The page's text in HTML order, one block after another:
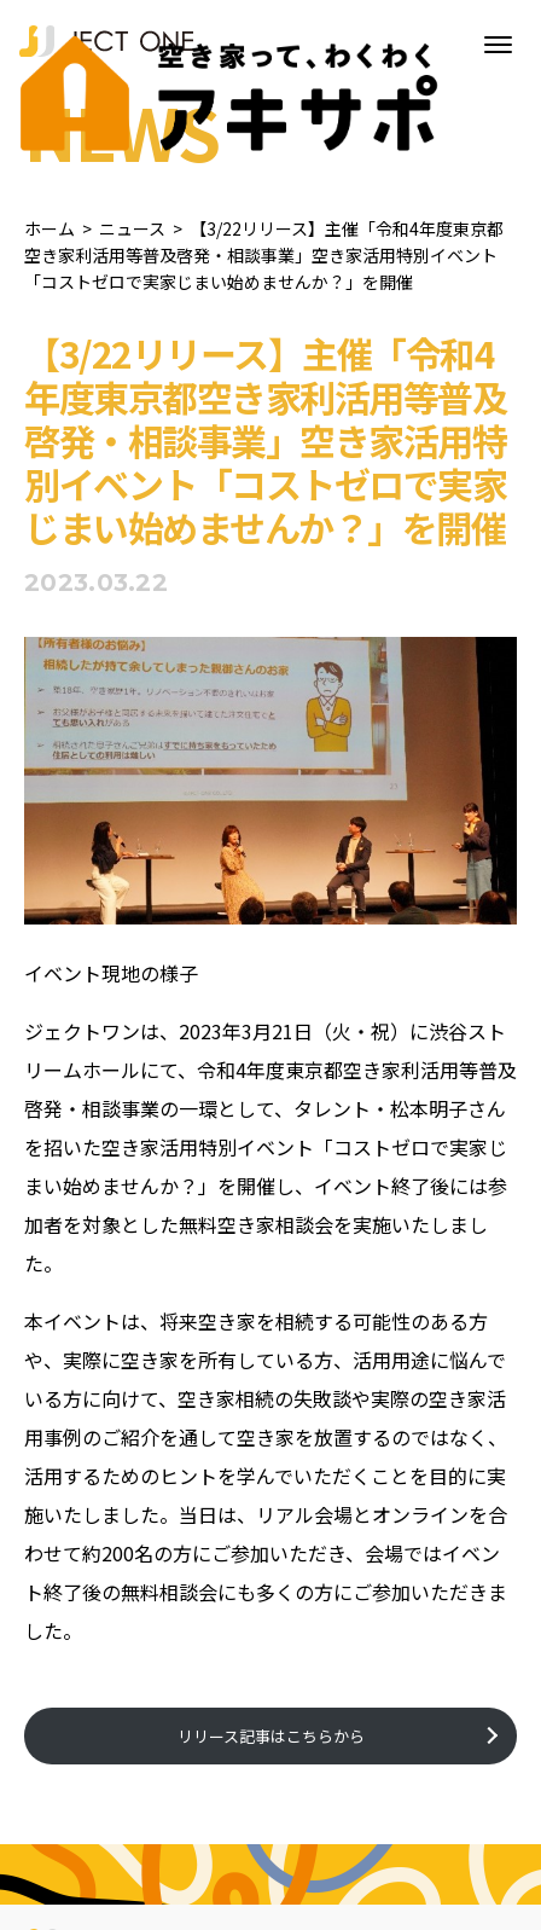
NEWS
ホーム > ニュース >
【3/22リリース】主催「令和4年度東京都
空き家利活用等普及啓発・相談事業」空き家活用特別イベント
「コストゼロで実家じまい始めませんか？」を開催
【3/22リリース】主催「令和4
年度東京都空き家利活用等普及
啓発・相談事業」空き家活用特
別イベント「コストゼロで実家
じまい始めませんか？」を開催
2023.03.22
イベント現地の様子
ジェクトワンは、2023年3月21日（火・祝）に渋谷スト
リームホールにて、令和4年度東京都空き家利活用等普及
啓発・相談事業の一環として、タレント・松本明子さん
を招いた空き家活用特別イベント「コストゼロで実家じ
まい始めませんか？」を開催し、イベント終了後には参
加者を対象とした無料空き家相談会を実施いたしまし
た。
本イベントは、将来空き家を相続する可能性のある方
や、実際に空き家を所有している方、活用用途に悩んで
いる方に向けて、空き家相続の失敗談や実際の空き家活
用事例のご紹介を通して空き家を放置するのではなく、
活用するためのヒントを学んでいただくことを目的に実
施いたしました。当日は、リアル会場とオンラインを合
わせて約200名の方にご参加いただき、会場ではイベン
ト終了後の無料相談会にも多くの方にご参加いただきま
した。
リリース記事はこちらから